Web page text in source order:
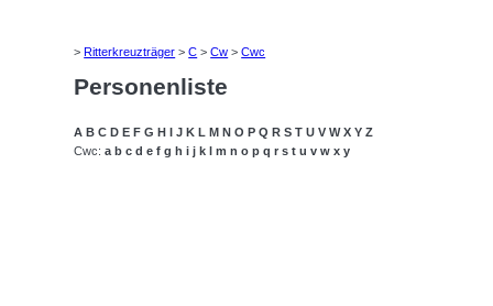
>Ritterkreuzträger >C >Cw >Cwc
Personenliste
A B C D E F G H I J K L M N O P Q R S T U V W X Y Z
Cwc:a b c d e f g h i j k l m n o p q r s t u v w x y